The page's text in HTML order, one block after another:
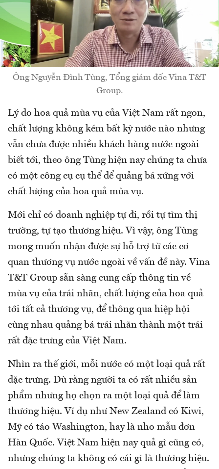
Ông Nguyễn Đình Tùng, Tổng giám đốc Vina T&T
Group.
Lý do hoa quả mùa vụ của Việt Nam rất ngon,
chất lượng không kém bất kỳ nước nào nhưng
vẫn chưa được nhiều khách hàng nước ngoài
biết tới, theo ông Tùng hiện nay chúng ta chưa
có một công cụ cụ thể để quảng bá xứng với
chất lượng của hoa quả mùa vụ.
Mới chỉ có doanh nghiệp tự đi, rồi tự tìm thị
trường, tự tạo thương hiệu. Vì vậy, ông Tùng
mong muốn nhận được sự hỗ trợ từ các cơ
quan thương vụ nước ngoài về vấn đề này. Vina
T&T Group sẵn sàng cung cấp thông tin về
mùa vụ của trái nhãn, chất lượng của hoa quả
tới tất cả thương vụ, để thông qua hiệp hội
cùng nhau quảng bá trái nhãn thành một trái
rất đặc trưng của Việt Nam.
Nhìn ra thế giới, mỗi nước có một loại quả rất
đặc trưng. Dù rằng người ta có rất nhiều sản
phẩm nhưng họ chọn ra một loại quả để làm
thương hiệu. Ví dụ như New Zealand có Kiwi,
Mỹ có táo Washington, hay là nho mẫu đơn
Hàn Quốc. Việt Nam hiện nay quả gì cũng có,
nhưng chúng ta không có cái gì là thương hiệu.